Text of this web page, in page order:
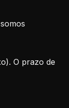
O prazo de